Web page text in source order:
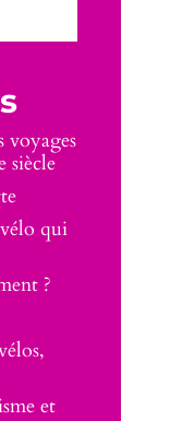
voyages
siècle
qui
?
et